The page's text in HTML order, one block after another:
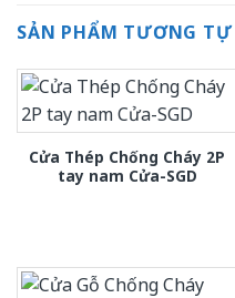
SẢN PHẨM TƯƠNG TỰ
Cửa Thép Chống Cháy 2P
tay nam Cửa-SGD